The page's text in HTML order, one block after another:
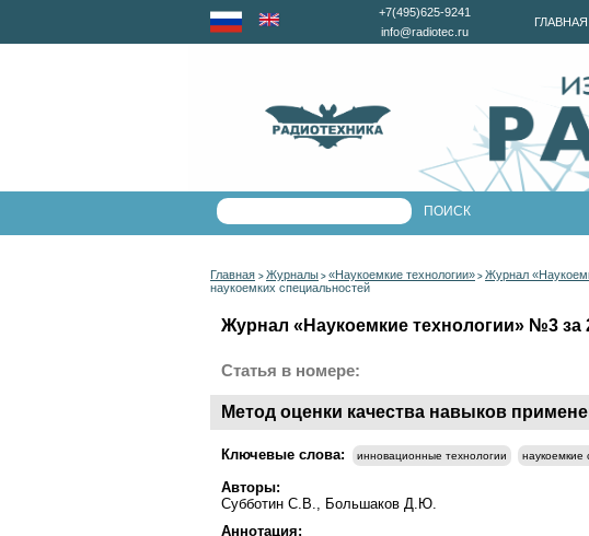
ГЛАВНАЯ
+7(495)625-9241
info@radiotec.ru
Главная > Журналы > «Наукоемкие технологии» > Журнал
наукоемких специальностей
Журнал «Наукоемкие технологии» №3 за
Статья в номере:
Метод оценки качества навыков
Ключевые слова: инновационные технологии наукоемкие
Авторы:
Субботин С.В., Большаков Д.Ю.
Аннотация: